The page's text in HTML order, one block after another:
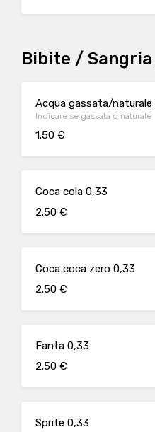
Bibite /
Acqua gassata/naturale
Indicare se gassata o naturale
1.50 €
Coca cola 0,33
2.50 €
Coca coca zero 0,33
2.50 €
Fanta 0,33
2.50 €
Sprite 0,33